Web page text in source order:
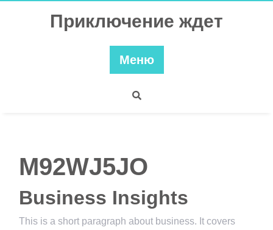
Приключение ждет
Меню
M92WJ5JO
Business Insights
This is a short paragraph about business. It covers